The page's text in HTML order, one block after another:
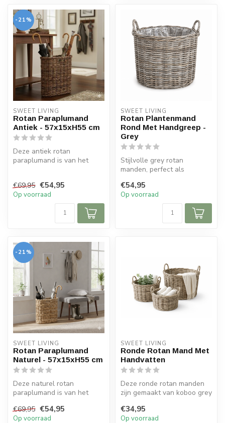
-21%
SWEET LIVING
Rotan Paraplumand
Antiek - 57x15xH55 cm
Deze antiek rotan
paraplumand is van het
€69,95 €54,95
Op voorraad
SWEET LIVING
Rotan Plantenmand
Rond Met Handgreep -
Grey
Stijlvolle grey rotan
manden, perfect als
opbergmand....
€54,95
Op voorraad
-21%
SWEET LIVING
Rotan Paraplumand
Naturel - 57x15xH55 cm
Deze naturel rotan
paraplumand is van het
parapluman...
€69,95 €54,95
Op voorraad
SWEET LIVING
Ronde Rotan Mand Met
Handvatten
Deze ronde rotan manden
zijn gemaakt van koboo grey
stev...
€34,95
Op voorraad